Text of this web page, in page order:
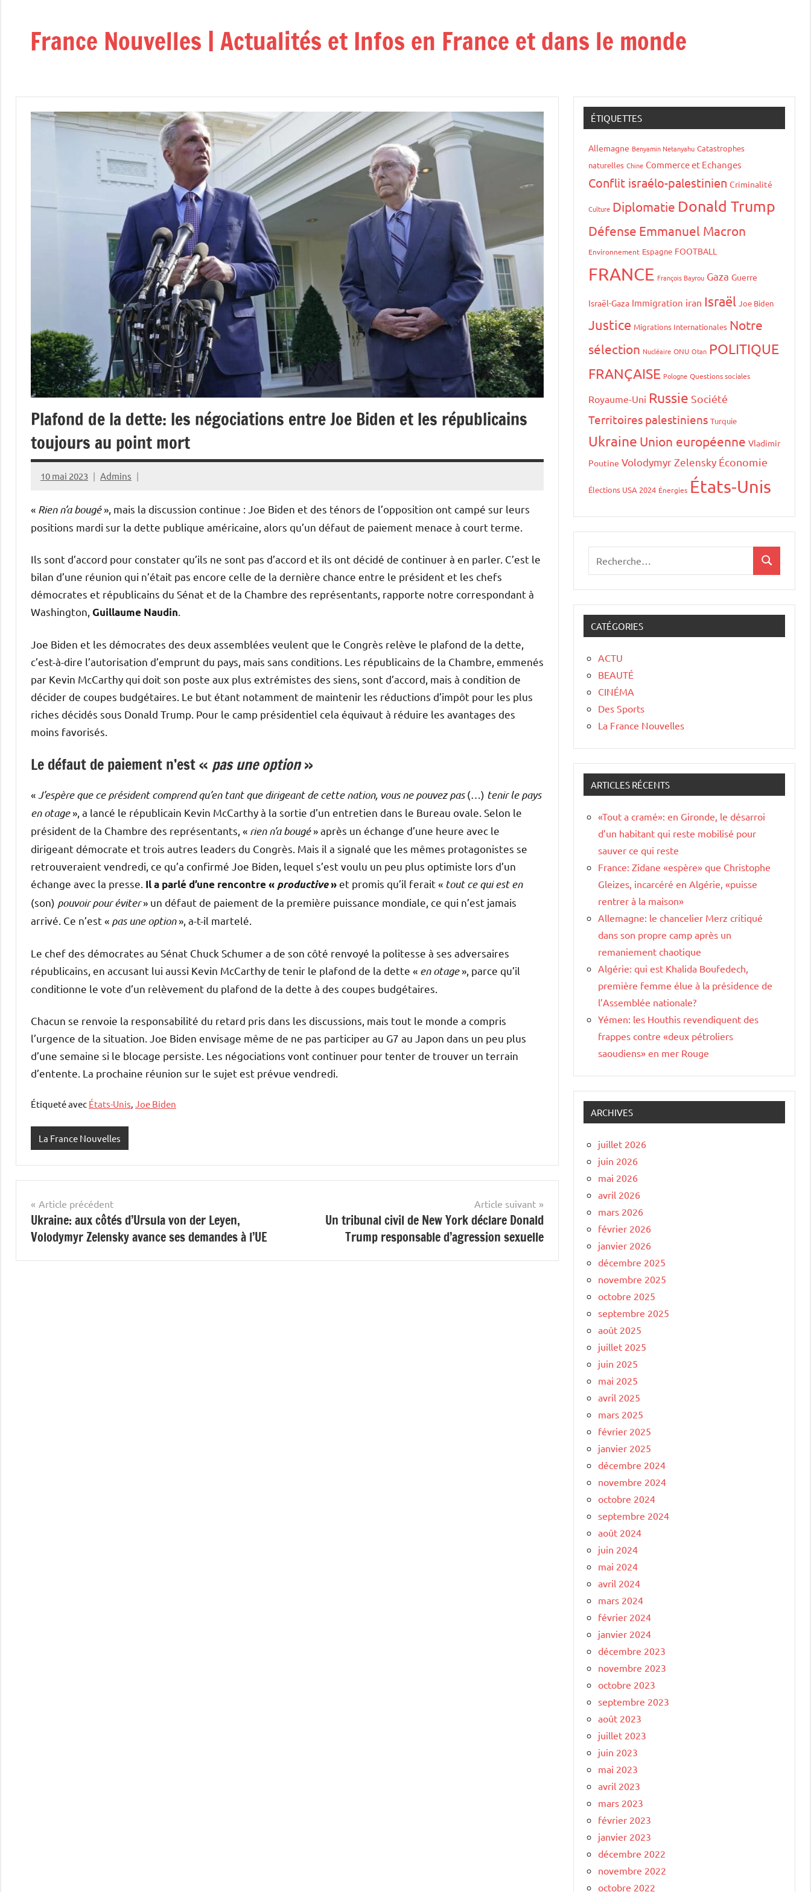
contenuFrance Nouvelles | Actualités et Infos en France et dans le monde
Plafond de la dette: les négociations entre Joe Biden et les républicains
toujours au point mort
10 mai 2023 Admins
« Rien n’a bougé», mais la discussion continue : Joe Biden et des ténors de l’opposition ont campé sur leurs
positions mardi sur la dette publique américaine, alors qu’un défaut de paiement menace à court terme.
Ils sont d’accord pour constater qu’ils ne sont pas d’accord et ils ont décidé de continuer à en parler. C’est le
bilan d’une réunion qui n’était pas encore celle de la dernière chance entre le président et les chefs
démocrates et républicains du Sénat et de la Chambre des représentants, rapporte notre correspondant à
Washington, Guillaume Naudin.
Joe Biden et les démocrates des deux assemblées veulent que le Congrès relève le plafond de la dette,
c’est-à-dire l’autorisation d’emprunt du pays, mais sans conditions. Les républicains de la Chambre, emmenés
par Kevin McCarthy qui doit son poste aux plus extrémistes des siens, sont d’accord, mais à condition de
décider de coupes budgétaires. Le but étant notamment de maintenir les réductions d’impôt pour les plus
riches décidés sous Donald Trump. Pour le camp présidentiel cela équivaut à réduire les avantages des
moins favorisés.
Le défaut de paiement n’est « pas une option»
«J’espère que ce président comprend qu’en tant que dirigeant de cette nation, vous ne pouvez pas(…) tenir le pays
en otage», a lancé le républicain Kevin McCarthy à la sortie d’un entretien dans le Bureau ovale. Selon le
président de la Chambre des représentants, « rien n’a bougé» après un échange d’une heure avec le
dirigeant démocrate et trois autres leaders du Congrès. Mais il a signalé que les mêmes protagonistes se
retrouveraient vendredi, ce qu’a confirmé Joe Biden, lequel s’est voulu un peu plus optimiste lors d’un
échange avec la presse. Il a parlé d’une rencontre « productive»et promis qu’il ferait « tout ce qui est en
(son) pouvoir pour éviter» un défaut de paiement de la première puissance mondiale, ce qui n’est jamais
arrivé. Ce n’est « pas une option», a-t-il martelé.
Le chef des démocrates au Sénat Chuck Schumer a de son côté renvoyé la politesse à ses adversaires
républicains, en accusant lui aussi Kevin McCarthy de tenir le plafond de la dette « en otage», parce qu’il
conditionne le vote d’un relèvement du plafond de la dette à des coupes budgétaires.
Chacun se renvoie la responsabilité du retard pris dans les discussions, mais tout le monde a compris
l’urgence de la situation. Joe Biden envisage même de ne pas participer au G7 au Japon dans un peu plus
d’une semaine si le blocage persiste. Les négociations vont continuer pour tenter de trouver un terrain
d’entente. La prochaine réunion sur le sujet est prévue vendredi.
Étiqueté avec États-Unis, Joe Biden
La France Nouvelles
Navigation
de
l’article
Article précédent
Ukraine: aux côtés d’Ursula von der Leyen,
Volodymyr Zelensky avance ses demandes à l’UE
Article suivant
Un tribunal civil de New York déclare Donald
Trump responsable d’agression sexuelle
ÉTIQUETTES
Allemagne Benyamin Netanyahu Catastrophes
naturelles Chine Commerce et Echanges
Conflit israélo-palestinien Criminalité
Culture Diplomatie Donald Trump
Défense Emmanuel Macron
Environnement Espagne FOOTBALL
FRANCE François Bayrou Gaza Guerre
Israël-Gaza Immigration iran Israël Joe Biden
Justice Migrations Internationales Notre
sélection Nucléaire ONU Otan POLITIQUE
FRANÇAISE Pologne Questions sociales
Royaume-Uni Russie Société
Territoires palestiniens Turquie
Ukraine Union européenne Vladimir
Poutine Volodymyr Zelensky Économie
Élections USA 2024 Énergies États-Unis
CATÉGORIES
ACTU
BEAUTÉ
CINÉMA
Des Sports
La France Nouvelles
ARTICLES RÉCENTS
«Tout a cramé»: en Gironde, le désarroi
d’un habitant qui reste mobilisé pour
sauver ce qui reste
France: Zidane «espère» que Christophe
Gleizes, incarcéré en Algérie, «puisse
rentrer à la maison»
Allemagne: le chancelier Merz critiqué
dans son propre camp après un
remaniement chaotique
Algérie: qui est Khalida Boufedech,
première femme élue à la présidence de
l’Assemblée nationale?
Yémen: les Houthis revendiquent des
frappes contre «deux pétroliers
saoudiens» en mer Rouge
ARCHIVES
juillet 2026
juin 2026
mai 2026
avril 2026
mars 2026
février 2026
janvier 2026
décembre 2025
novembre 2025
octobre 2025
septembre 2025
août 2025
juillet 2025
juin 2025
mai 2025
avril 2025
mars 2025
février 2025
janvier 2025
décembre 2024
novembre 2024
octobre 2024
septembre 2024
août 2024
juin 2024
mai 2024
avril 2024
mars 2024
février 2024
janvier 2024
décembre 2023
novembre 2023
octobre 2023
septembre 2023
août 2023
juillet 2023
juin 2023
mai 2023
avril 2023
mars 2023
février 2023
janvier 2023
décembre 2022
novembre 2022
octobre 2022